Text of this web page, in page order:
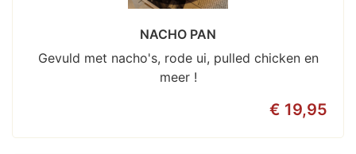
NACHO PAN
Gevuld met nacho's, rode ui, pulled chicken en
meer !
€ 19,95